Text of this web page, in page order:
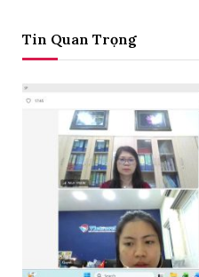
Tin Quan Trọng